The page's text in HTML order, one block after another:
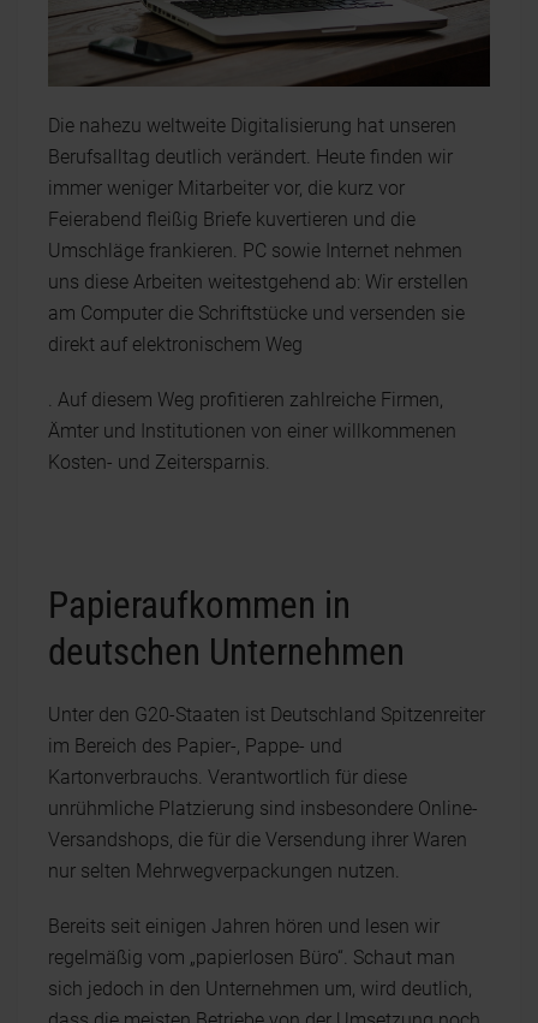
Die nahezu weltweite Digitalisierung hat unseren
Berufsalltag deutlich verändert. Heute finden wir
immer weniger Mitarbeiter vor, die kurz vor
Feierabend fleißig Briefe kuvertieren und die
Umschläge frankieren. PC sowie Internet nehmen
uns diese Arbeiten weitestgehend ab: Wir erstellen
am Computer die Schriftstücke und versenden sie
direkt auf elektronischem Weg
. Auf diesem Weg profitieren zahlreiche Firmen,
Ämter und Institutionen von einer willkommenen
Kosten- und Zeitersparnis.
Papieraufkommen in
deutschen Unternehmen
Unter den G20-Staaten ist Deutschland Spitzenreiter
im Bereich des Papier-, Pappe- und
Kartonverbrauchs. Verantwortlich für diese
unrühmliche Platzierung sind insbesondere Online-
Versandshops, die für die Versendung ihrer Waren
nur selten Mehrwegverpackungen nutzen.
Bereits seit einigen Jahren hören und lesen wir
regelmäßig vom „papierlosen Büro“. Schaut man
sich jedoch in den Unternehmen um, wird deutlich,